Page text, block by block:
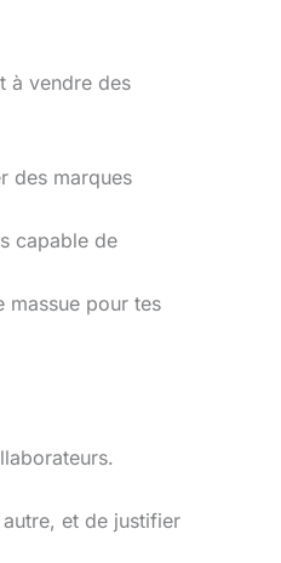
à vendre des
des marques
capable de
massue pour tes
et de justifier